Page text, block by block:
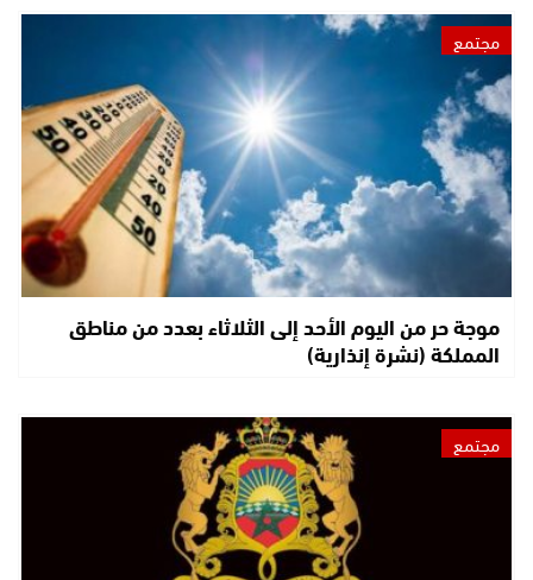
مجتمع
موجة حر من اليوم الأحد إلى الثلاثاء بعدد من مناطق
المملكة (نشرة إنذارية)
مجتمع